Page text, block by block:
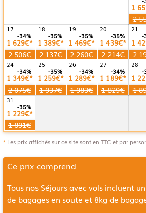
Ce prix comprend
Tous nos Séjours avec vols incluent
de bagages en soute et 8kg de
1
2
17 18 19 20 21
-34%
1 629€*
2 506€
-35%
1 389€*
2 137€
-35%
1 469€*
2 260€
-35%
1 439€*
2 214€
-
1
2
24 25 26 27 28
-34%
1 349€*
2 075€
-35%
1 259€*
1 937€
-34%
1 289€*
1 983€
-34%
1 189€*
1 829€
-
1
1
31
-35%
1 229€*
1 891€
* Les prix affichés sur ce site sont en TTC et par